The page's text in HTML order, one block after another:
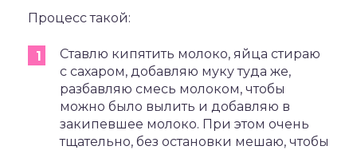
Процесс такой:
Ставлю кипятить молоко, яйца стираю
с сахаром, добавляю муку туда же,
разбавляю смесь молоком, чтобы
можно было вылить и добавляю в
закипевшее молоко. При этом очень
тщательно, без остановки мешаю, чтобы